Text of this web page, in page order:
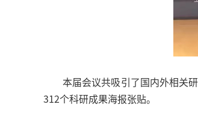
本届会议共吸引了国内外相关
312个科研成果海报张贴。